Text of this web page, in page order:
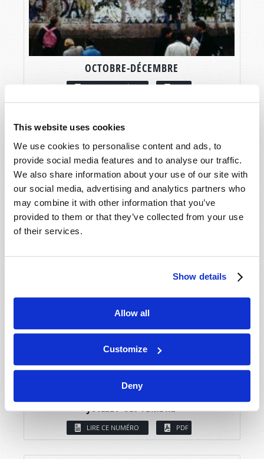
This website uses cookies
We use cookies to personalise content and ads, to
provide social media features and to analyse our traffic.
We also share information about your use of our site with
our social media, advertising and analytics partners who
may combine it with other information that you’ve
provided to them or that they’ve collected from your use
of their services.
Show details
Allow all
Customize
Deny
OCTOBRE-DÉCEMBRE
LIRE CE NUMÉRO PDF
JUILLET-SEPTEMBRE
LIRE CE NUMÉRO PDF